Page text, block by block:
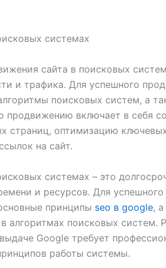
системах
сайта в поисковых
и трафика. Для успешного
поисковых систем, а
продвижению включает в себя
страниц, оптимизацию
на сайт.
системах – это
и ресурсов. Для
принципы seo в google,
алгоритмах поисковых систем.
Google требует
работы системы.